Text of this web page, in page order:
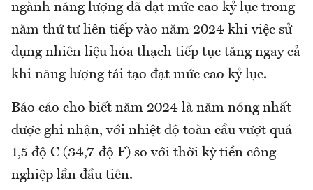
ngành năng lượng đã đạt mức cao kỷ lục trong
năm thứ tư liên tiếp vào năm 2024 khi việc sử
dụng nhiên liệu hóa thạch tiếp tục tăng ngay cả
khi năng lượng tái tạo đạt mức cao kỷ lục.
Báo cáo cho biết năm 2024 là năm nóng nhất
được ghi nhận, với nhiệt độ toàn cầu vượt quá
1,5 độ C (34,7 độ F) so với thời kỳ tiền công
nghiệp lần đầu tiên.